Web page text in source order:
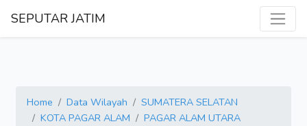
SEPUTAR JATIM
Home Data Wilayah
SUMATERA SELATAN
KOTA PAGAR ALAM
PAGAR ALAM UTARA